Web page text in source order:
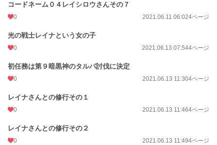
コードネーム０４レイシロウさんその７
0 2021.06.11 06:024ページ
光の戦士レイナという女の子
0 2021.06.13 07:544ページ
初任務は第９暗黒神のタルパ討伐に決定
0 2021.06.13 11:304ページ
レイナさんとの修行その１
0 2021.06.13 11:464ページ
レイナさんとの修行その２
0 2021.06.13 11:494ページ